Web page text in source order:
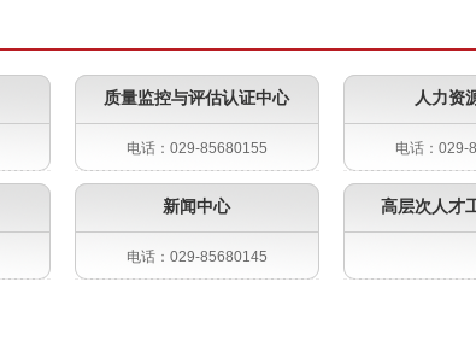
质量监控与评估认证中心
电话：029-85680155
人力资
电话：029-
新闻中心
电话：029-85680145
高层次人才